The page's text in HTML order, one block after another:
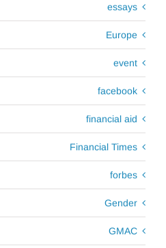
essays
Europe
event
facebook
financial aid
Financial Times
forbes
Gender
GMAC